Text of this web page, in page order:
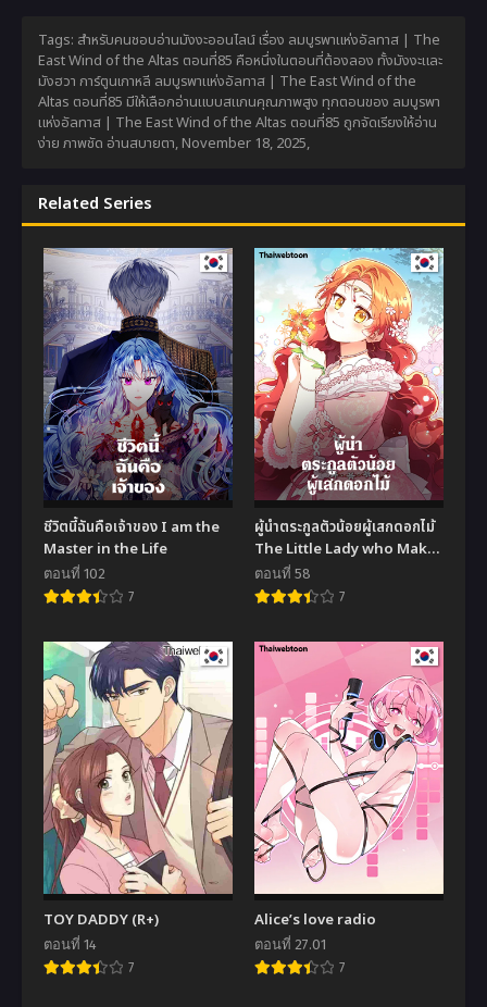
Tags: สำหรับคนชอบอ่านมังงะออนไลน์ เรื่อง ลมบูรพาแห่งอัลทาส | The
East Wind of the Altas ตอนที่85 คือหนึ่งในตอนที่ต้องลอง ทั้งมังงะและ
มังฮวา การ์ตูนเกาหลี ลมบูรพาแห่งอัลทาส | The East Wind of the
Altas ตอนที่85 มีให้เลือกอ่านแบบสแกนคุณภาพสูง ทุกตอนของ ลมบูรพา
แห่งอัลทาส | The East Wind of the Altas ตอนที่85 ถูกจัดเรียงให้อ่าน
ง่าย ภาพชัด อ่านสบายตา, November 18, 2025,
Related Series
ชีวิตนี้ฉันคือเจ้าของ I am the
Master in the Life
ตอนที่ 102
7
ผู้นำตระกูลตัวน้อยผู้เสกดอกไม้
The Little Lady who Makes
Flowers Bloom
ตอนที่ 58
7
TOY DADDY (R+)
ตอนที่ 14
7
Alice’s love radio
ตอนที่ 27.01
7